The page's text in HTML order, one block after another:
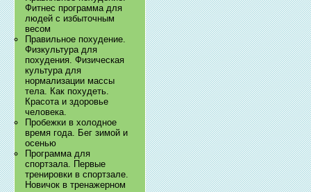
Фитнес программа для
людей с избыточным
весом
Правильное похудение.
Физкультура для
похудения. Физическая
культура для
нормализации массы
тела. Как похудеть.
Красота и здоровье
человека.
Пробежки в холодное
время года. Бег зимой и
осенью
Программа для
спортзала. Первые
тренировки в спортзале.
Новичок в тренажерном